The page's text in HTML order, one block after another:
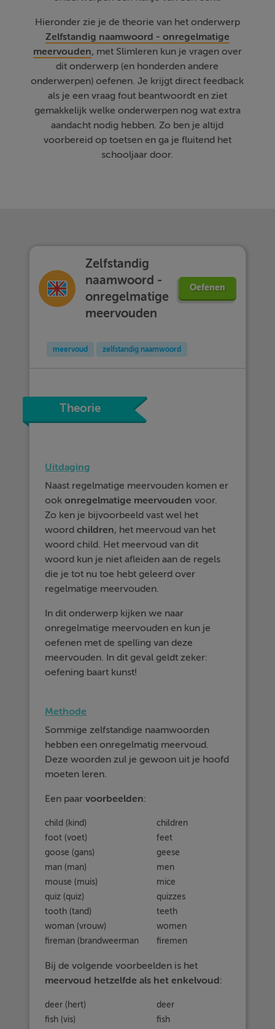
Hieronder zie je de theorie van het onderwerp
Zelfstandig naamwoord - onregelmatige
meervouden, met Slimleren kun je vragen over
dit onderwerp (en honderden andere
onderwerpen) oefenen. Je krijgt direct feedback
als je een vraag fout beantwoordt en ziet
gemakkelijk welke onderwerpen nog wat extra
aandacht nodig hebben. Zo ben je altijd
voorbereid op toetsen en ga je fluitend het
schooljaar door.
Zelfstandig
naamwoord -
onregelmatige
meervouden
Oefenen
meervoud zelfstandig naamwoord
Theorie
Uitdaging
Naast regelmatige meervouden komen er
ookonregelmatige meervouden voor.
Zo ken je bijvoorbeeld vast wel het
woordchildren, het meervoud van het
woord child. Het meervoud van dit
woord kun je niet afleiden aan de regels
die je tot nu toe hebt geleerd over
regelmatige meervouden.
In dit onderwerp kijken we naar
onregelmatige meervouden en kun je
oefenen met de spelling van deze
meervouden. In dit geval geldt zeker:
oefening baart kunst!
Methode
Sommige zelfstandige naamwoorden
hebben een onregelmatig meervoud.
Deze woorden zul je gewoon uit je hoofd
moeten leren.
Een paarvoorbeelden:
child (kind)
children
foot (voet)
feet
goose (gans)
geese
man (man)
men
mouse (muis)
mice
quiz (quiz)
quizzes
tooth (tand)
teeth
woman (vrouw)
women
fireman (brandweerman
firemen
Bij de volgende voorbeelden is het
meervoud hetzelfde als het enkelvoud:
deer (hert)
deer
fish (vis)
fish